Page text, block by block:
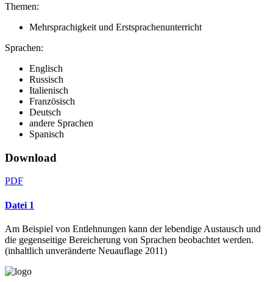
Themen:
Mehrsprachigkeit und Erstsprachenunterricht
Sprachen:
Englisch
Russisch
Italienisch
Französisch
Deutsch
andere Sprachen
Spanisch
Download
PDF
Datei 1
Am Beispiel von Entlehnungen kann der lebendige Austausch und
die gegenseitige Bereicherung von Sprachen beobachtet werden.
(inhaltlich unveränderte Neuauflage 2011)